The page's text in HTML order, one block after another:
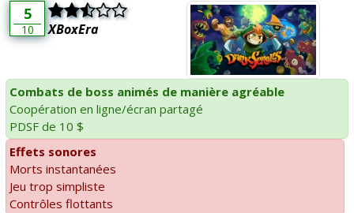
5
10 XBoxEra
Combats de boss animés de manière agréable
Coopération en ligne/écran partagé
PDSF de 10 $
Effets sonores
Morts instantanées
Jeu trop simpliste
Contrôles flottants